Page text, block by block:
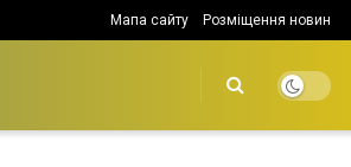
Мапа сайту Розміщення новин